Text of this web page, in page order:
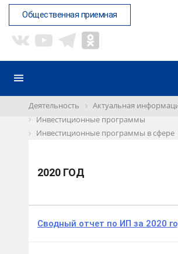
Общественная приемная
Деятельность
Актуальная
Инвестиционные программы
Инвестиционные программы в сфере
2020 год
2020 ГОД
Сводный отчет по ИП за 2020